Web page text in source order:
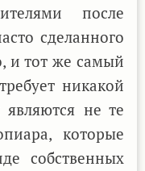
после
сделанного
и тот же самый
никакой
являются не те
которые
собственных